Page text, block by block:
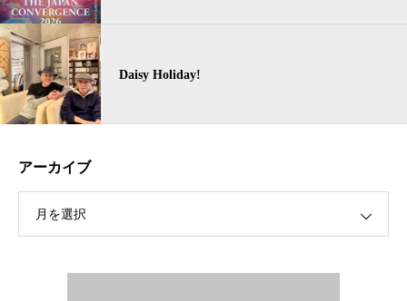
Daisy Holiday!
アーカイブ
月を選択